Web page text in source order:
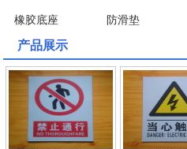
橡胶底座 防滑垫
产品展示